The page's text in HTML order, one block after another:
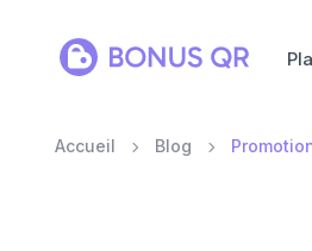
Accueil Blog